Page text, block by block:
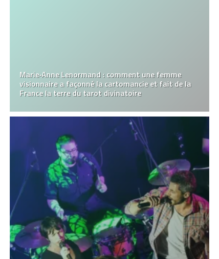
Marie‑Anne Lenormand : comment une femme
visionnaire a façonné la cartomancie et fait de la
France la terre du tarot divinatoire